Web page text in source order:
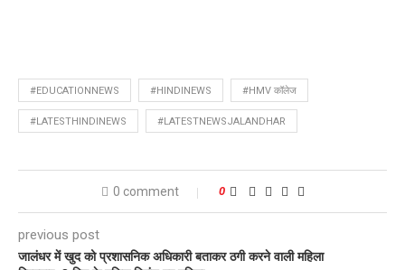
#EDUCATIONNEWS #HINDINEWS #HMV कॉलेज
#LATESTHINDINEWS #LATESTNEWSJALANDHAR
0 comment 0
previous post
जालंधर में खुद को प्रशासनिक अधिकारी बताकर ठगी करने वाली महिला